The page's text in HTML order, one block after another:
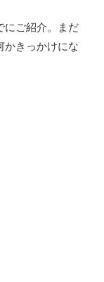
にご紹介。まだ
かきっかけにな